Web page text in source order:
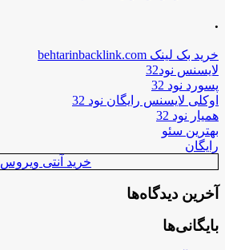
.
خرید بک لینک behtarinbacklink.com
لایسنس نود32
پسورد نود 32
اوکلی لایسنس رایگان نود 32
همیار نود 32
بهترین سئو
رایگان
خرید آنتی ویروس
آخرین دیدگاه‌ها
بایگانی‌ها